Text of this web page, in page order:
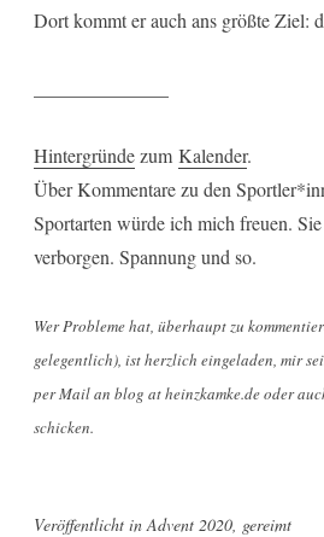
Dort kommt er auch ans größte Ziel:
Hintergründezum Kalender.
Über Kommentare zu den
Sportarten würde ich mich freuen.
verborgen. Spannung und so.
Wer Probleme hat, überhaupt zu
gelegentlich), ist herzlich eingeladen, mir
per Mail an blog at heinzkamke.de oder
schicken.
Veröffentlicht in Advent 2020 gereimt